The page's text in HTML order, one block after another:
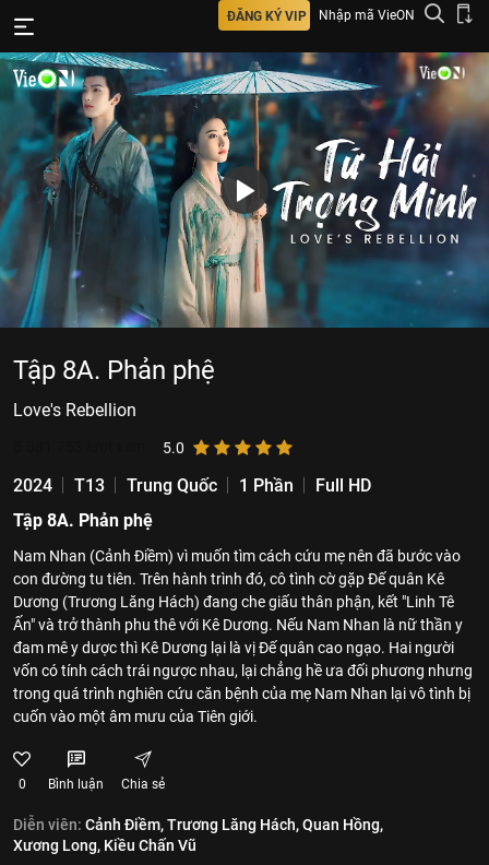
ĐĂNG KÝ VIP Nhập mã VieON
Tập 8A. Phản phệ
Love's Rebellion
5.0
2024 T13 Trung Quốc 1 Phần
Full HD
Tập 8A. Phản phệ
Nam Nhan (Cảnh Điềm) vì muốn tìm cách cứu mẹ nên đã bước vào
con đường tu tiên. Trên hành trình đó, cô tình cờ gặp Đế quân Kê
Dương (Trương Lăng Hách) đang che giấu thân phận, kết "Linh Tê
Ấn" và trở thành phu thê với Kê Dương. Nếu Nam Nhan là nữ thần y
đam mê y dược thì Kê Dương lại là vị Đế quân cao ngạo. Hai người
vốn có tính cách trái ngược nhau, lại chẳng hề ưa đối phương nhưng
trong quá trình nghiên cứu căn bệnh của mẹ Nam Nhan lại vô tình bị
cuốn vào một âm mưu của Tiên giới.
0 Bình luận Chia sẻ
Diễn viên: Cảnh Điềm,Trương Lăng Hách,Quan Hồng,
Xương Long, Kiều Chấn Vũ